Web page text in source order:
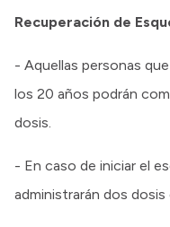
Recuperación de
- Aquellas personas
los 20 años podrán
dosis.
- En caso de iniciar el
administrarán dos